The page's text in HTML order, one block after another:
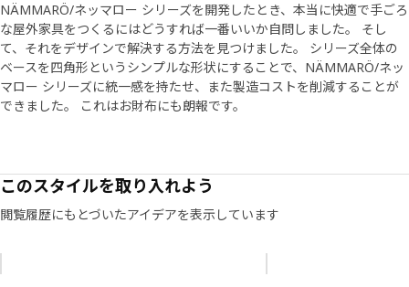
自分だけのオアシスを
NÄMMARÖ/ネッマロー シリーズには、のんびりするための
サンベッドやチェア、たくさんのゲストを呼んだときのため
のソファ、ロマンティックな、または家族でのディナーを楽
しめるテーブルがあります。 「まずは、どんなニーズがある
トが多くスペースが必要な場合や、アウトドアシーズン後に
収納する必要がある場合は、簡単に移動できます。 「これ
は、テラスやバルコニーでの毎日をより快適にする、ちょっ
NÄMMARÖ/ネッマロー シリーズを開発したとき、本当に快適で手ごろ
な屋外家具をつくるにはどうすれば一番いいか自問しました。 そし
て、それをデザインで解決する方法を見つけました。 シリーズ全体の
ベースを四角形というシンプルな形状にすることで、NÄMMARÖ/ネッ
マロー シリーズに統一感を持たせ、また製造コストを削減することが
できました。 これはお財布にも朗報です。
このスタイルを取り入れよう
閲覧履歴にもとづいたアイデアを表示しています